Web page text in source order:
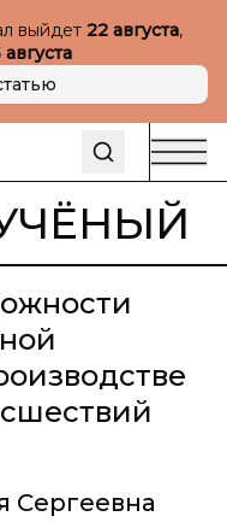
выйдет 22 августа,
августа
Сергеевна